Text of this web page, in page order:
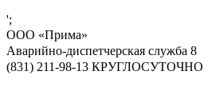
';
ООО «Прима»
Аварийно-диспетчерская служба 8
(831) 211-98-13 КРУГЛОСУТОЧНО